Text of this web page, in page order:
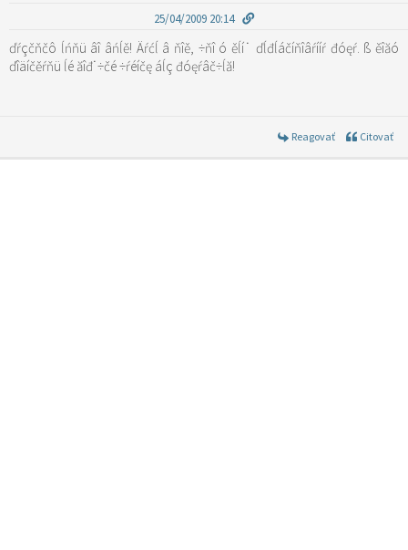
25/04/2009 20:14
ďŕçčňčô ĺńňü âî âńĺě! Äŕćĺ â ňîě, ÷ňî ó ěĺí˙ ďĺđĺáčíňîâŕííŕ đóęŕ. ß ěîăó
ďîäíčěŕňü ĺé ăîđ˙÷čé ÷ŕéíčę áĺç đóęŕâč÷ĺă!
Reagovať Citovať